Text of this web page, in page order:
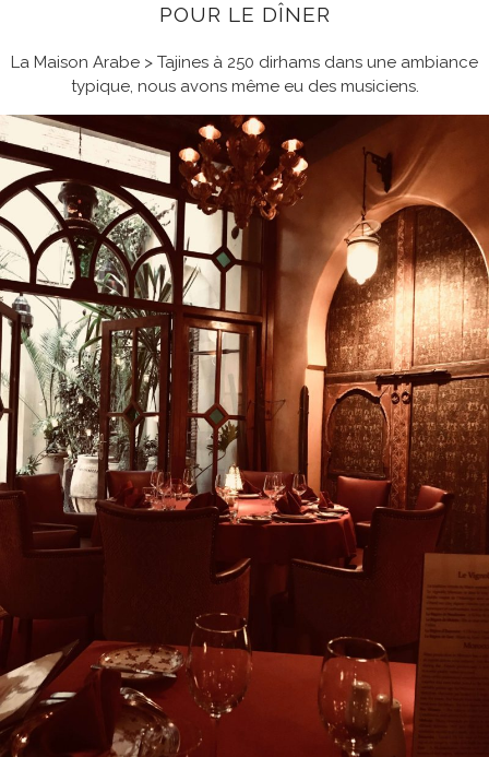
POUR LE DÎNER
La Maison Arabe > Tajines à 250 dirhams dans une ambiance
typique, nous avons même eu des musiciens.